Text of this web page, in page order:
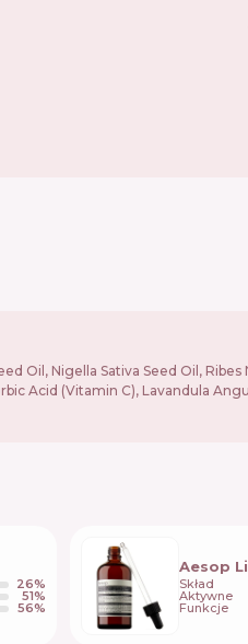
Oil, Nigella Sativa Seed Oil,
Acid (Vitamin C), Lavandula
26%
51%
56%
Aesop
Skład
Aktywne
Funkcje